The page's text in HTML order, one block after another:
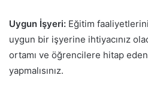
Uygun İşyeri: Eğitim
uygun bir işyerine ihtiyacınız
ortamı ve öğrencilere hitap
yapmalısınız.